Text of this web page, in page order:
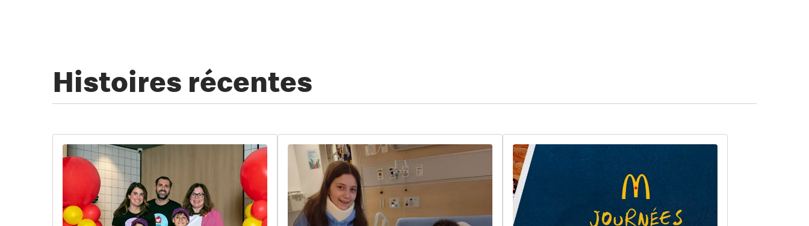
Histoires récentes